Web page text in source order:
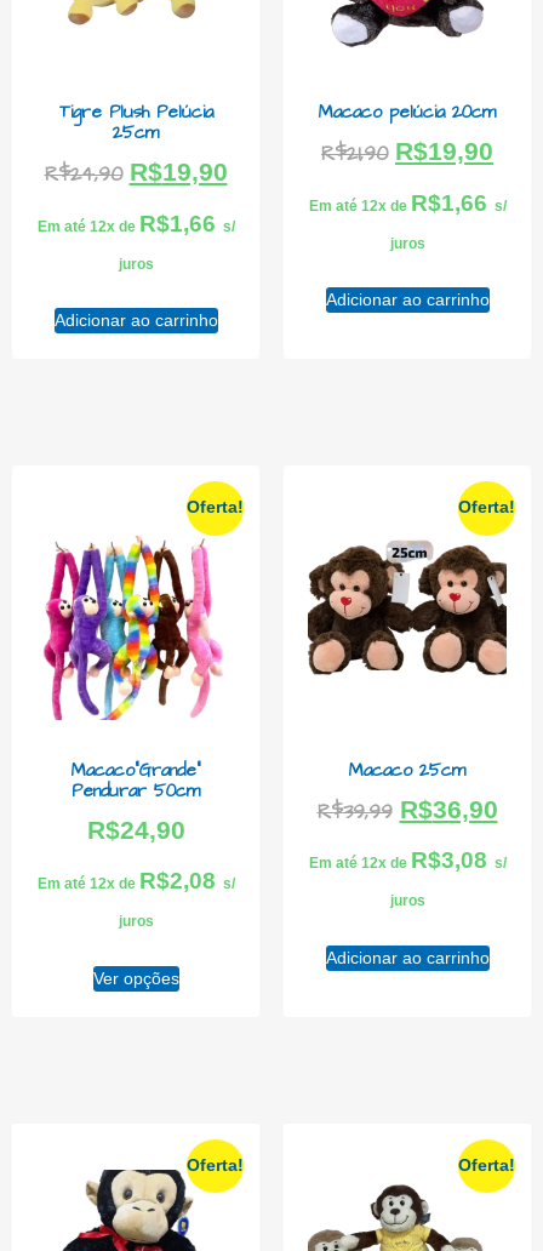
Tigre Plush Pelúcia
25cm
R$24,90 R$19,90
Em até 12x de R$1,66 s/
juros
Adicionar ao carrinho
Macaco pelúcia 20cm
R$21,90 R$19,90
Em até 12x de R$1,66 s/
juros
Adicionar ao carrinho
Oferta!
Macaco”Grande”
Pendurar 50cm
R$24,90
Em até 12x de R$2,08 s/
juros
Ver opções
Oferta!
Macaco 25cm
R$39,99 R$36,90
Em até 12x de R$3,08 s/
juros
Adicionar ao carrinho
Oferta! Oferta!